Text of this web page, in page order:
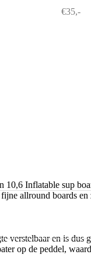
€35,-
10,6 Inflatable sup
allround boards
verstelbaar en is dus
op de peddel,